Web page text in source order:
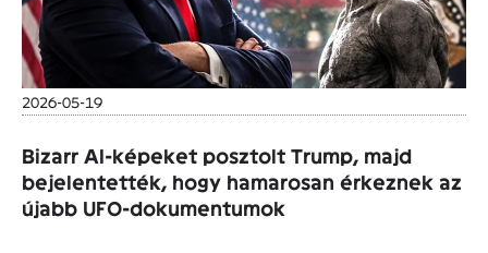
2026-05-19
Bizarr AI-képeket posztolt Trump, majd
bejelentették, hogy hamarosan érkeznek az
újabb UFO-dokumentumok